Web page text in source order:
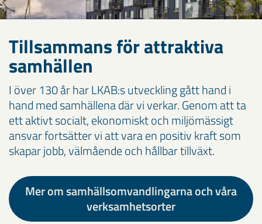
Tillsammans för attraktiva
samhällen
I över 130 år har LKAB:s utveckling gått hand i
hand med samhällena där vi verkar. Genom att ta
ett aktivt socialt, ekonomiskt och miljömässigt
ansvar fortsätter vi att vara en positiv kraft som
skapar jobb, välmående och hållbar tillväxt.
Mer om samhällsomvandlingarna och våra
verksamhetsorter